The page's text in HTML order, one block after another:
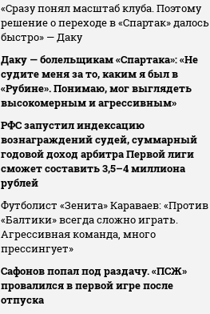
«Сразу понял масштаб клуба. Поэтому
решение о переходе в «Спартак» далось
быстро» — Даку
Даку — болельщикам «Спартака»: «Не
судите меня за то, каким я был в
«Рубине». Понимаю, мог выглядеть
высокомерным и агрессивным»
РФС запустил индексацию
вознаграждений судей, суммарный
годовой доход арбитра Первой лиги
сможет составить 3,5–4 миллиона
рублей
Футболист «Зенита» Караваев: «Против
«Балтики» всегда сложно играть.
Агрессивная команда, много
прессингует»
Сафонов попал под раздачу. «ПСЖ»
провалился в первой игре после
отпуска